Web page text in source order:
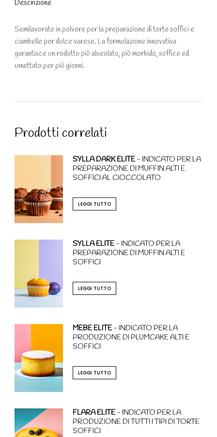
Descrizione
Semilavorato in polvere per la preparazione di torte soffici e
ciambelle per dolce varese. La formulazione innovativa
garantisce un rodotto più alveolato, più morbido, soffice ed
umettato per più giorni.
Prodotti correlati
SYLLA DARK ELITE- INDICATO PER LA
PREPARAZIONE DI MUFFIN ALTI E
SOFFICI AL CIOCCOLATO
LEGGI TUTTO
SYLLA ELITE- INDICATO PER LA
PREPARAZIONE DI MUFFIN ALTI E
SOFFICI
LEGGI TUTTO
MEBE ELITE- INDICATO PER LA
PRODUZIONE DI PLUMCAKE ALTI E
SOFFICI
LEGGI TUTTO
FLARA ELITE- INDICATO PER LA
PRODUZIONE DI TUTTI I TIPI DI TORTE
SOFFICI